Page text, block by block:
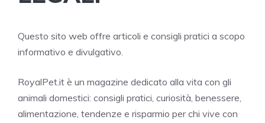
Questo sito web offre articoli e consigli pratici a scopo
informativo e divulgativo.
RoyalPet.it è un magazine dedicato alla vita con gli
animali domestici: consigli pratici, curiosità, benessere,
alimentazione, tendenze e risparmio per chi vive con